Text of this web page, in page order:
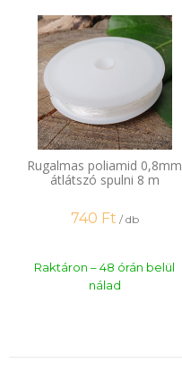
Rugalmas poliamid 0,8mm
átlátszó spulni 8 m
740 Ft / db
Raktáron – 48 órán belül
nálad